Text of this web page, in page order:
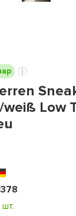
Low
шт.